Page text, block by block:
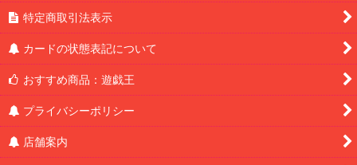
特定商取引法表示
カードの状態表記について
おすすめ商品：遊戯王
プライバシーポリシー
店舗案内